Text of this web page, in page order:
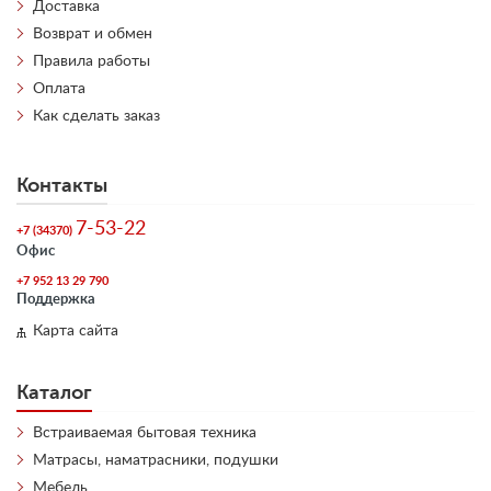
Доставка
Возврат и обмен
Правила работы
Оплата
Как сделать заказ
Контакты
+7 (34370) 7-53-22
Офис
+7 952 13 29 790
Поддержка
Карта сайта
Каталог
Встраиваемая бытовая техника
Матрасы, наматрасники, подушки
Мебель